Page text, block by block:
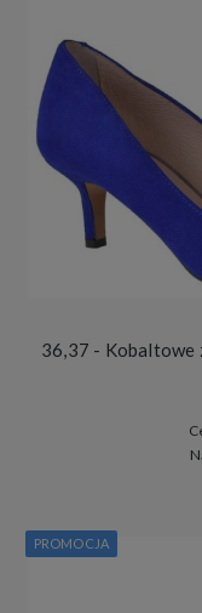
36,37 - Kobaltowe
PROMOCJA